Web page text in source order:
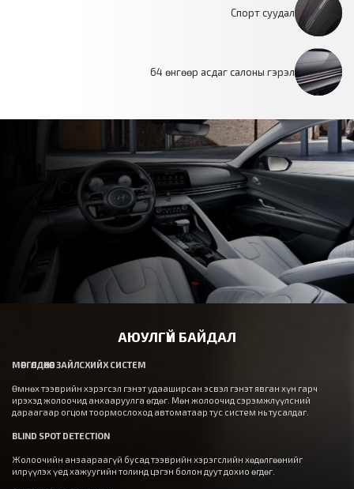
Спорт суудал
64 өнгөөр асдаг салоны гэрэл
АЮУЛГҮЙ БАЙДАЛ
МӨРГӨЛДӨХӨӨС ЗАЙЛСХИЙХ СИСТЕМ
Өмнөх тээврийн хэрэгсэл гэнэт удааширсан эсвэл гэнэт явган хүн гарч
ирэхэд жолоочид анхааруулга өгдөг. Мөн жолоочид сэрэмжлүүлсний
дараагаар огцом тоормослоход автоматаар тус систем нь тусалдаг.
BLIND SPOT DETECTION
Жолоочийн анзаараагүй бусад тээврийн хэрэгслийн хөдөлгөөнийг
илрүүлэх үед хажуугийн толинд цэгэн болон дуут дохио өгдөг.